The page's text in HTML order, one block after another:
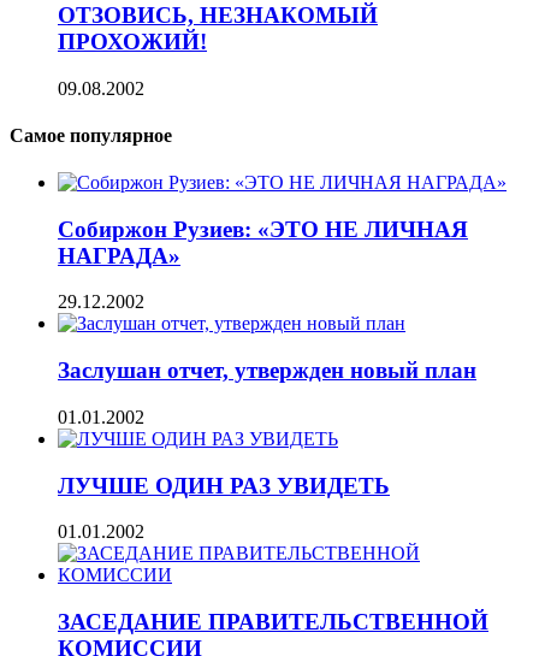
ОТЗОВИСЬ, НЕЗНАКОМЫЙ
ПРОХОЖИЙ!
09.08.2002
Самое популярное
Собиржон Рузиев: «ЭТО НЕ ЛИЧНАЯ
НАГРАДА»
29.12.2002
Заслушан отчет, утвержден новый план
01.01.2002
ЛУЧШЕ ОДИН РАЗ УВИДЕТЬ
01.01.2002
ЗАСЕДАНИЕ ПРАВИТЕЛЬСТВЕННОЙ
КОМИССИИ